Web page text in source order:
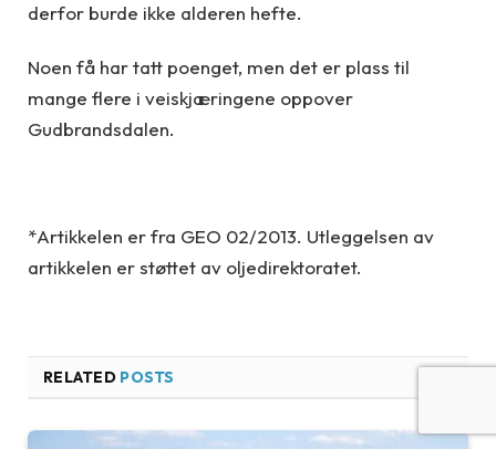
derfor burde ikke alderen hefte.
Noen få har tatt poenget, men det er plass til
mange flere i veiskjæringene oppover
Gudbrandsdalen.
*Artikkelen er fra GEO 02/2013. Utleggelsen av
artikkelen er støttet av oljedirektoratet.
RELATED POSTS